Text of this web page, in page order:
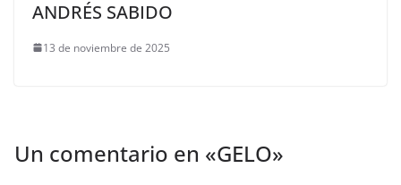
ANDRÉS SABIDO
13 de noviembre de 2025
Un comentario en «GELO»